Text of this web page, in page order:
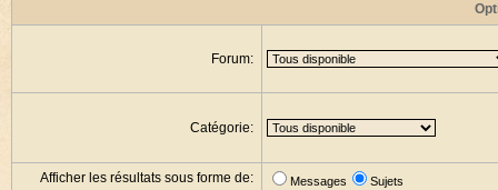
Forum:
Catégorie:
Afficher les résultats sous forme de: Messages Sujets